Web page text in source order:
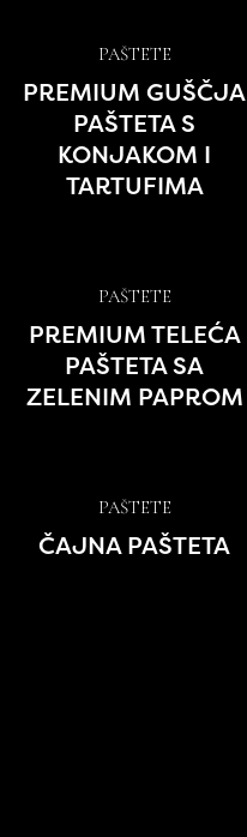
PAŠTETE
PREMIUM GUŠČJA
PAŠTETA S
KONJAKOM I
TARTUFIMA
PAŠTETE
PREMIUM TELEĆA
PAŠTETA SA
ZELENIM PAPROM
PAŠTETE
ČAJNA PAŠTETA